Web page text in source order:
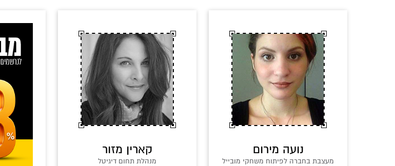
קארין מזור
מנהלת תחום דיגיטל
נועה מירום
מעצבת בחברה לפיתוח משחקי מובייל